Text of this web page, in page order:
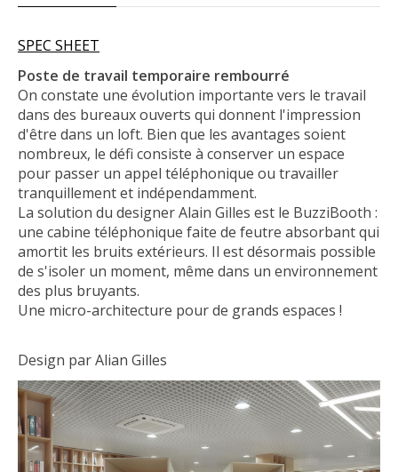
SPEC SHEET
Poste de travail temporaire rembourré
On constate une évolution importante vers le travail
dans des bureaux ouverts qui donnent l'impression
d'être dans un loft. Bien que les avantages soient
nombreux, le défi consiste à conserver un espace
pour passer un appel téléphonique ou travailler
tranquillement et indépendamment.
La solution du designer Alain Gilles est le BuzziBooth :
une cabine téléphonique faite de feutre absorbant qui
amortit les bruits extérieurs. Il est désormais possible
de s'isoler un moment, même dans un environnement
des plus bruyants.
Une micro-architecture pour de grands espaces !
Design par Alian Gilles